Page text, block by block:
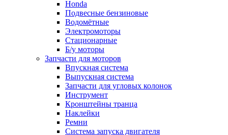
Honda
Подвесные бензиновые
Водомётные
Электромоторы
Стационарные
Б/у моторы
Запчасти для моторов
Впускная система
Выпускная система
Запчасти для угловых колонок
Инструмент
Кронштейны транца
Наклейки
Ремни
Система запуска двигателя